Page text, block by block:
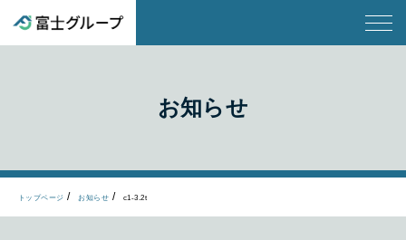
お知らせ
トップページ お知らせ c1-3.2t